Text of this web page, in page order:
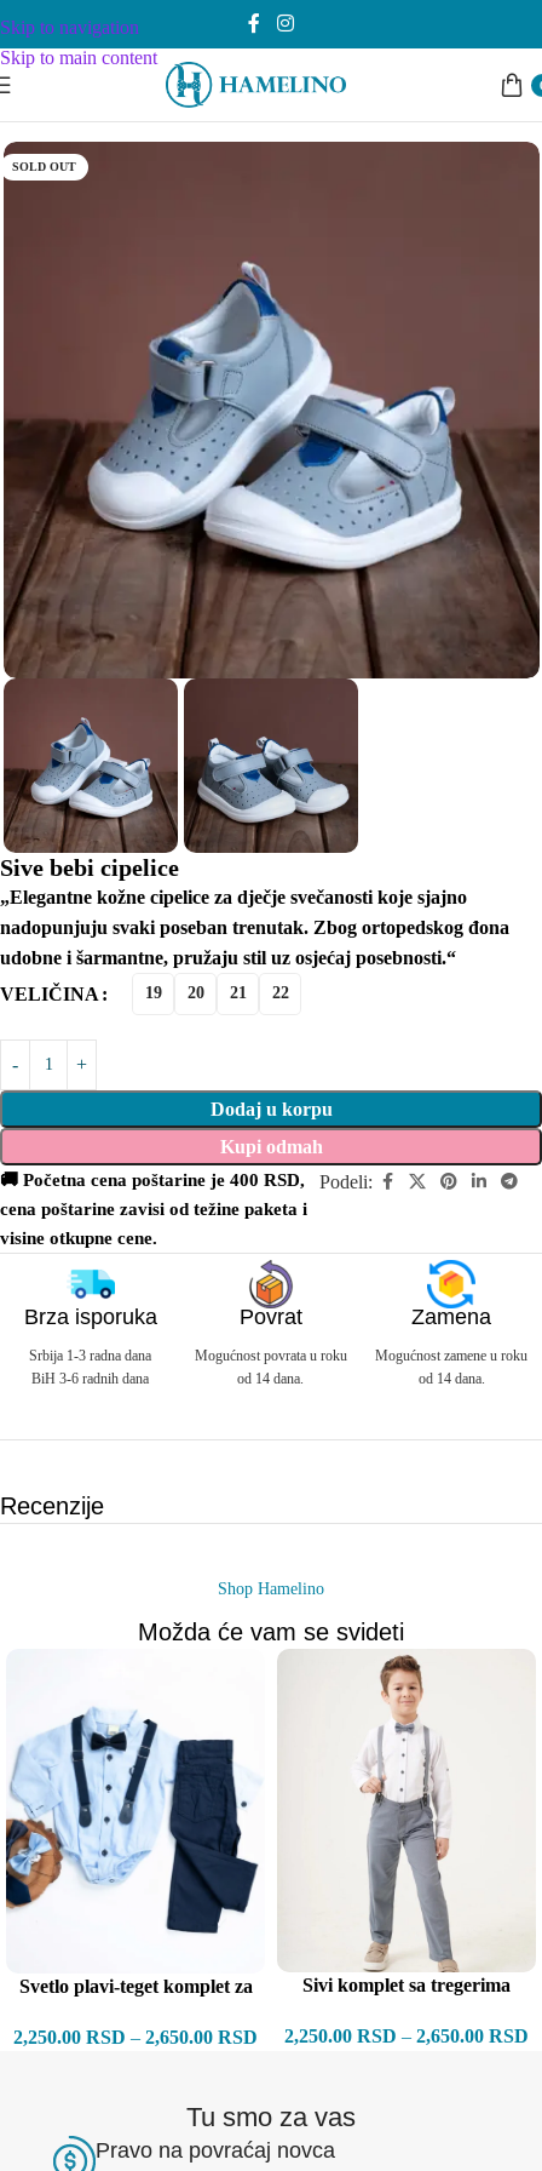
Skip to navigation
Skip to main content
Obuća 19-25
SOLD OUT
Sive bebi cipelice
„Elegantne kožne cipelice za dječje svečanosti koje sjajno
nadopunjuju svaki poseban trenutak. Zbog ortopedskog đona
udobne i šarmantne, pružaju stil uz osjećaj posebnosti.“
VELIČINA
19 20 21 22
Dodaj u korpu
Kupi odmah
🚚 Početna cena poštarine je 400 RSD,
cena poštarine zavisi od težine paketa i
visine otkupne cene.
Podeli:
Brza isporuka
Srbija 1-3 radna dana
BiH 3-6 radnih dana
Povrat
Mogućnost povrata u roku
od 14 dana.
Zamena
Mogućnost zamene u roku
od 14 dana.
Recenzije
Shop Hamelino
Možda će vam se svideti
Svetlo plavi-teget komplet za
2,250.00 RSD – 2,650.00 RSD
Sivi komplet sa tregerima
2,250.00 RSD – 2,650.00 RSD
Tu smo za vas
Pravo na povraćaj novca